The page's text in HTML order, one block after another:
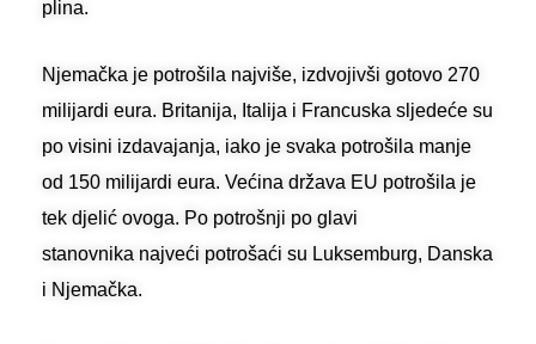
plina.
Njemačka je potrošila najviše, izdvojivši gotovo 270
milijardi eura. Britanija, Italija i Francuska sljedeće su
po visini izdavajanja, iako je svaka potrošila manje
od 150 milijardi eura. Većina država EU potrošila je
tek djelić ovoga. Po potrošnji po glavi
stanovnika najveći potrošaći su Luksemburg, Danska
i Njemačka.